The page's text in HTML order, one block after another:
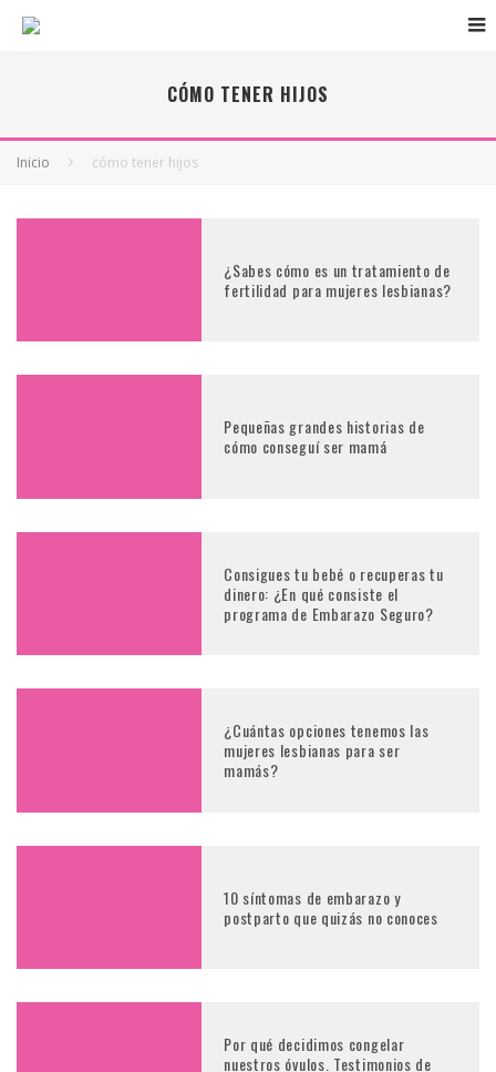
CÓMO TENER HIJOS
Inicio cómo tener hijos
¿Sabes cómo es un tratamiento de
fertilidad para mujeres lesbianas?
Pequeñas grandes historias de
cómo conseguí ser mamá
Consigues tu bebé o recuperas tu
dinero: ¿En qué consiste el
programa de Embarazo Seguro?
¿Cuántas opciones tenemos las
mujeres lesbianas para ser
mamás?
10 síntomas de embarazo y
postparto que quizás no conoces
Por qué decidimos congelar
nuestros óvulos. Testimonios de